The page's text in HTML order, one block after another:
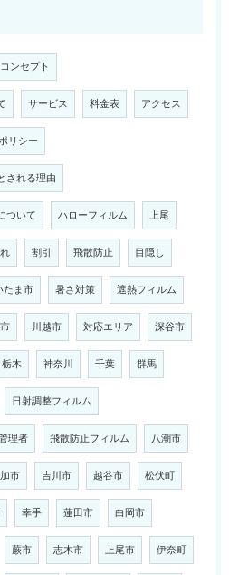
コンセプト
サービス 料金表 アクセス
リシー
される理由
ついて ハローフィルム 上尾
割引 飛散防止 目隠し
たま市 暑さ対策 遮熱フィルム
川越市 対応エリア 深谷市
栃木 神奈川 千葉 群馬
日射調整フィルム
理者 飛散防止フィルム 八潮市
市 吉川市 越谷市 松伏町
幸手 蓮田市 白岡市
蕨市 志木市 上尾市 伊奈町